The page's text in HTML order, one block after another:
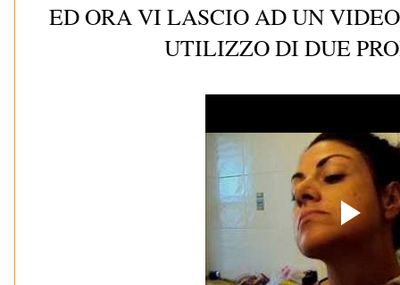
ED ORA VI LASCIO AD UN
UTILIZZO DI DUE